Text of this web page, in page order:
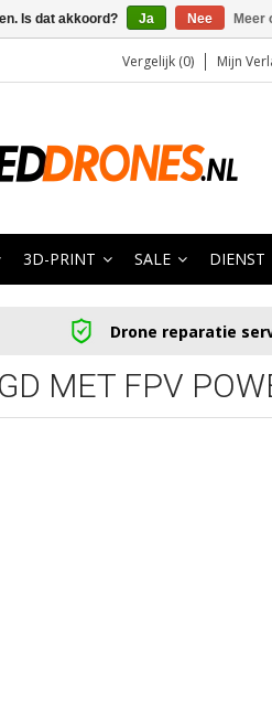
Vergelijk (0) Mijn
3D-PRINT SALE DIENST
Drone reparatie
MET FPV
Is dat akkoord? Ja Nee Meer